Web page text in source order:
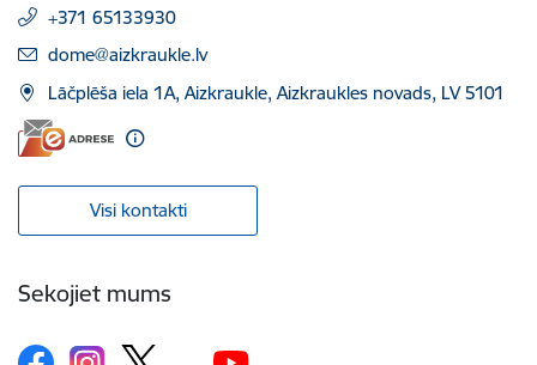
+371 65133930
E-pasts:
dome@aizkraukle.lv
Lāčplēša iela 1A, Aizkraukle, Aizkraukles novads, LV 5101
Visi kontakti
Sekojiet mums